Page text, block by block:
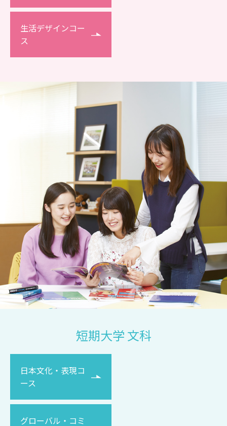
生活デザインコー
ス
短期大学 文科
日本文化・表現コ
ース
グローバル・コミ